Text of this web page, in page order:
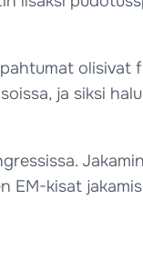
olisivat
ja siksi
EM-kisat